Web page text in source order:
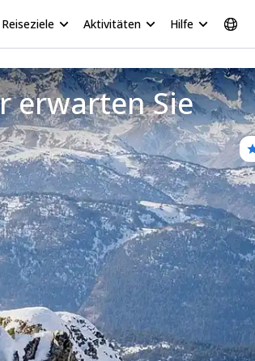
Reiseziele Aktivitäten Hilfe
erwarten Sie